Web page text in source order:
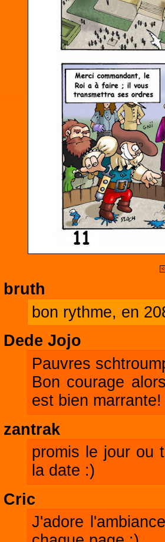
bruth
bon rythme, en
Dede Jojo
Pauvres
Bon courage
est bien marrante!
zantrak
promis le jour ou
la date :)
Cric
J'adore